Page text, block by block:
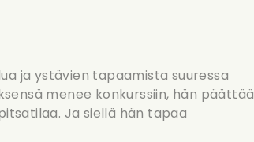
ja ystävien tapaamista suuressa
menee konkurssiin, hän päättää
Ja siellä hän tapaa